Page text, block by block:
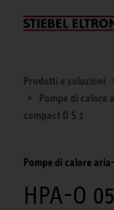
Chi siamo
Prodotti e soluzioni
Pompe di calore
compact D S 1
Pompe di calore
HPA-O